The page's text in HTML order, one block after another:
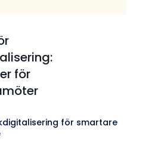
för
för smartare